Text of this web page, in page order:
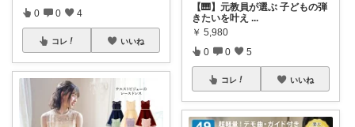
0 0 4
コレ いいね
【🎹】元教員が選ぶ 子どもの弾
きたいを叶え ...
￥ 5,980
0 0 5
コレ いいね